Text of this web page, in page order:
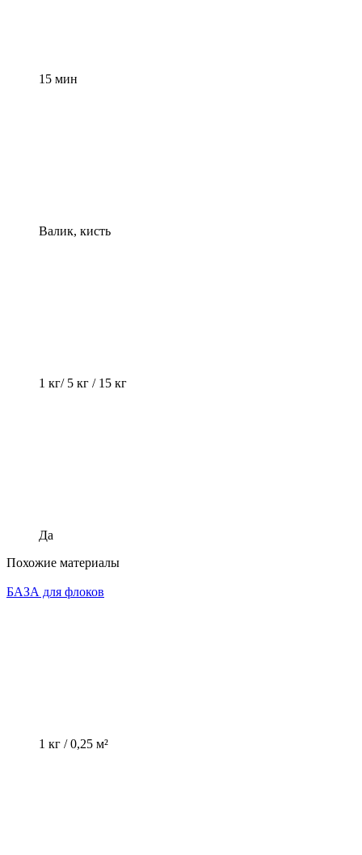
15 мин
Валик, кисть
1 кг/ 5 кг / 15 кг
Да
Похожие материалы
БАЗА для флоков
1 кг / 0,25 м²